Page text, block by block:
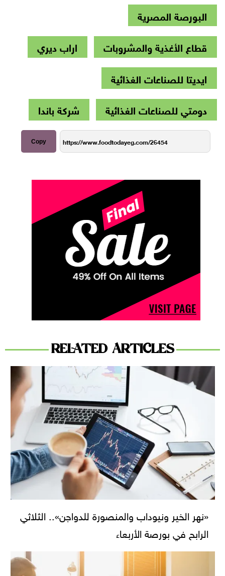
البورصة المصرية
قطاع الأغذية والمشروبات
اراب ديري
ايديتا للصناعات الغذائية
دومتي للصناعات الغذائية
شركة باندا
Copy
RELATED ARTICLES
«نهر الخير ونيوداب والمنصورة للدواجن».. الثلاثي
الرابح في بورصة الأربعاء